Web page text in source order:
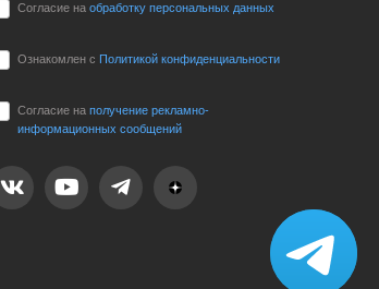
Согласие на обработку персональных данных
Ознакомлен с Политикой конфиденциальности
Согласие на получение рекламно-
информационных сообщений